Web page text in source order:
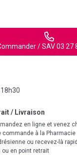
/ SAV 03 27
/ Livraison
en ligne et venez
commande à la Pharmacie
ou recevez-là
ou en point retrait